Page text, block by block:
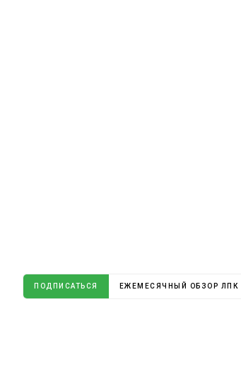
ПОДПИСАТЬСЯ ЕЖЕМЕСЯЧНЫЙ ОБЗОР ЛПК